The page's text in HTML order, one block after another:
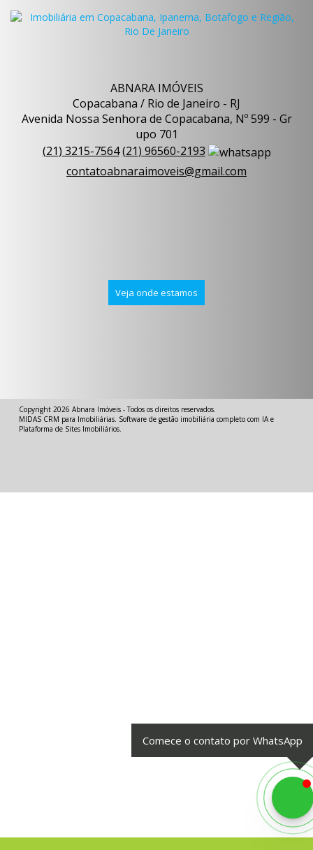
ABNARA IMÓVEIS
Copacabana / Rio de Janeiro - RJ
Avenida Nossa Senhora de Copacabana, Nº 599 - Gr
upo 701
(21) 3215-7564 (21) 96560-2193
contatoabnaraimoveis@gmail.com
Veja onde estamos
Comece o contato por WhatsApp
Copyright 2026 Abnara Imóveis - Todos os direitos reservados.
MIDAS CRM para Imobiliárias. Software de gestão imobiliária completo com IAe
Plataforma de Sites Imobiliários.